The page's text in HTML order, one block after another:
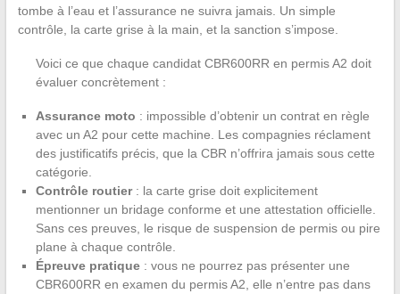
tombe à l’eau et l’assurance ne suivra jamais. Un simple
contrôle, la carte grise à la main, et la sanction s’impose.
Voici ce que chaque candidat CBR600RR en permis A2 doit
évaluer concrètement :
Assurance moto : impossible d’obtenir un contrat en règle
avec un A2 pour cette machine. Les compagnies réclament
des justificatifs précis, que la CBR n’offrira jamais sous cette
catégorie.
Contrôle routier: la carte grise doit explicitement
mentionner un bridage conforme et une attestation officielle.
Sans ces preuves, le risque de suspension de permis ou pire
plane à chaque contrôle.
Épreuve pratique: vous ne pourrez pas présenter une
CBR600RR en examen du permis A2, elle n’entre pas dans